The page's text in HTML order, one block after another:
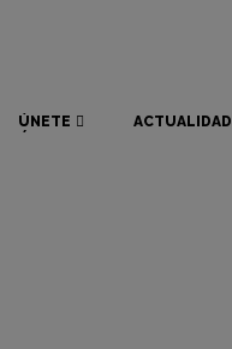
ÚNETE
ACTUALIDAD